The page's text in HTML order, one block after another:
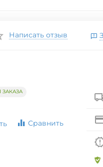
Написать отзыв
Сравнить